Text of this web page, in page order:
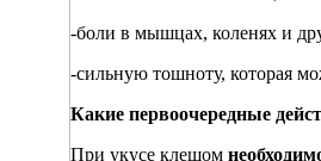
-боли в мышцах, коленях и
-сильную тошноту, которая
Какие первоочередные
При укусе клещом